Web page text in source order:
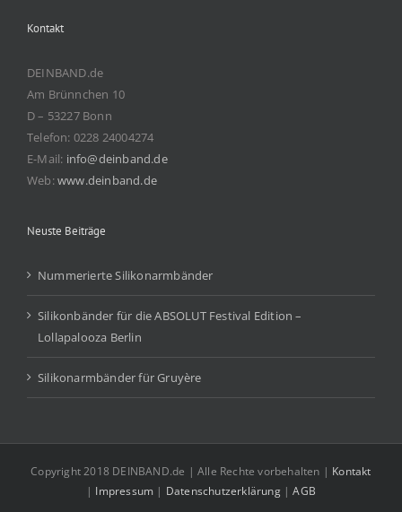
Kontakt
DEINBAND.de
Am Brünnchen 10
D – 53227 Bonn
Telefon: 0228 24004274
E-Mail: info@deinband.de
Web:www.deinband.de
Neuste Beiträge
Nummerierte Silikonarmbänder
Silikonbänder für die ABSOLUT Festival Edition –
Lollapalooza Berlin
Silikonarmbänder für Gruyère
Copyright 2018 DEINBAND.de | Alle Rechte vorbehalten | Kontakt
| Impressum | Datenschutzerklärung|AGB